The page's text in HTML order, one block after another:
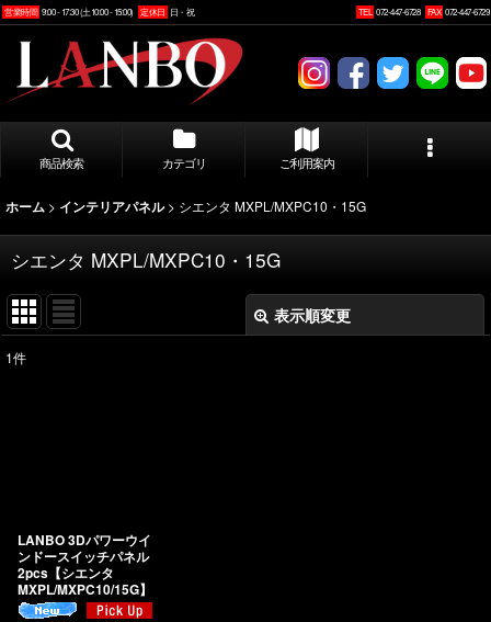
営業時間 9:00 - 17:30 (土10:00 - 15:00) 定休日 日・祝 TEL 072-447-6728 FAX 072-447-6729
商品検索 カテゴリ ご利用案内
ホーム > インテリアパネル > シエンタ MXPL/MXPC10・15G
シエンタ MXPL/MXPC10・15G
表示順変更
1件
LANBO 3Dパワーウイ
ンドースイッチパネル
2pcs【シエンタ
MXPL/MXPC10/15G】